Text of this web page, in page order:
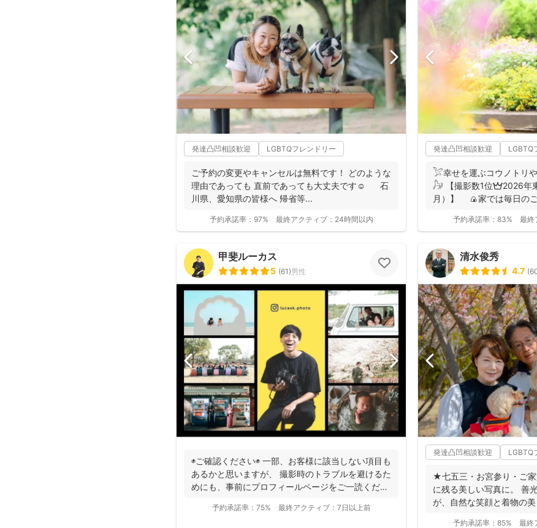
発達凸凹相談歓迎 LGBTQフレンドリー
ご予約の変更やキャンセルは無料です！ どのような
理由であっても 直前であっても大丈夫です☺️ 石
川県、愛知県の皆様へ 帰省等...
予約承諾率： 97% 最終アクティブ： 24時間以内
発達凸凹相談歓迎 LGBTQ
𓅯幸せを運ぶコウノトリ
𓃗 【撮影数1位👑2026年
月）】 🍙家では毎日の
予約承諾率： 83% 最終
甲斐ルーカス
5 (61)男性
◉ご確認ください◉ 一部、お客様に該当しない項目も
あるかと思いますが、 撮影時のトラブルを避けるた
めにも、事前にプロフィールページをご一読くださ
予約承諾率： 75% 最終アクティブ： 7日以上前
清水俊秀
4.7 (
発達凸凹相談歓迎 LGBTQ
★七五三・お宮参り・ご
に残る美しい写真に。 善
が、自然な笑顔と着物の
予約承諾率： 85% 最終